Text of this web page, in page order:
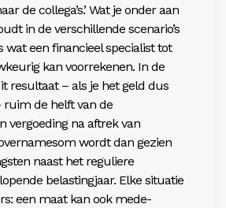
de collega’s.’ Wat je onder aan
in de verschillende scenario’s
wat een financieel specialist tot
kan voorrekenen. In de
resultaat – als je het geld dus
ruim de helft van de
vergoeding na aftrek van
wordtdan gezien
naast het reguliere
belastingjaar. Elke situatie
een maat kan ook mede-